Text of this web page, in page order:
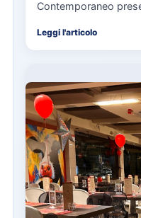
Contemporaneo
Leggi l'articolo